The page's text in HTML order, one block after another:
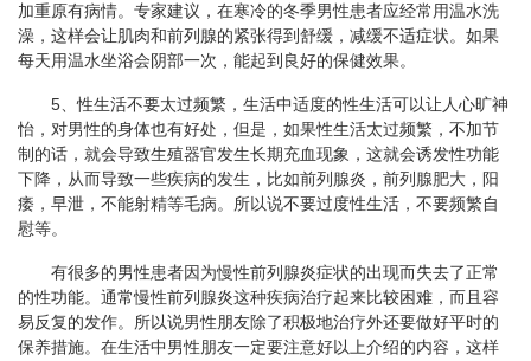
加重原有病情。专家建议，在寒冷的冬季男性患者应经常用温水洗
澡，这样会让肌肉和前列腺的紧张得到舒缓，减缓不适症状。如果
每天用温水坐浴会阴部一次，能起到良好的保健效果。
5、性生活不要太过频繁，生活中适度的性生活可以让人心旷神
怡，对男性的身体也有好处，但是，如果性生活太过频繁，不加节
制的话，就会导致生殖器官发生长期充血现象，这就会诱发性功能
下降，从而导致一些疾病的发生，比如前列腺炎，前列腺肥大，阳
痿，早泄，不能射精等毛病。所以说不要过度性生活，不要频繁自
慰等。
有很多的男性患者因为慢性前列腺炎症状的出现而失去了正常
的性功能。通常慢性前列腺炎这种疾病治疗起来比较困难，而且容
易反复的发作。所以说男性朋友除了积极地治疗外还要做好平时的
保养措施。在生活中男性朋友一定要注意好以上介绍的内容，这样